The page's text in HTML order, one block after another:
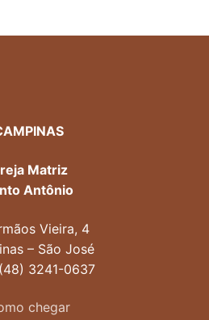
Matriz
Antônio
Vieira, 4
– São José
3241-0637
chegar